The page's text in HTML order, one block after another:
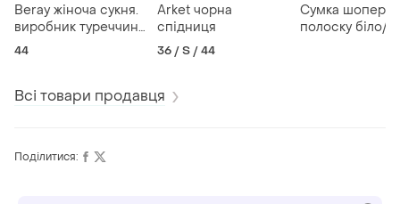
Beray жіноча сукня.
виробник туреччина.
у складі pamuk по
44
Arket чорна
спідниця
36 / S / 44
Сумка шопер в
полоску біло/
Всі товари продавця
Поділитися: